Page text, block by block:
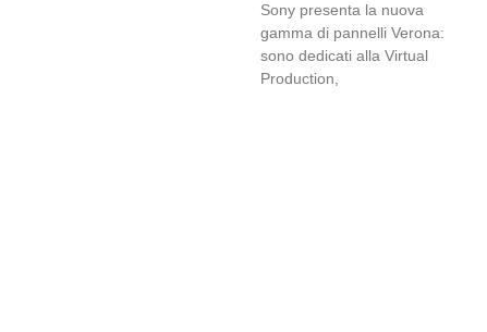
Sony presenta la nuova
gamma di pannelli Verona:
sono dedicati alla Virtual
Production,